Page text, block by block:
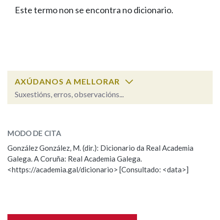
FIGURAS HOMENAXEADAS
PORTAL DAS PALABRAS
Facebook
TwitterYoutubeInstagram
Bluesky
BUSCAR NOS LEMAS
Remata por
BUSCAR NO CONTIDO
Nas definicións
Este termo non se encontra no dicionario.
AXÚDANOS A MELLORAR
Suxestións, erros, observacións...
Observación
Nome
MODO DE CITA
González González, M. (dir.): Dicionario da Real Academia
Galega. A Coruña: Real Academia Galega.
<https://academia.gal/dicionario> [Consultado: <data>]